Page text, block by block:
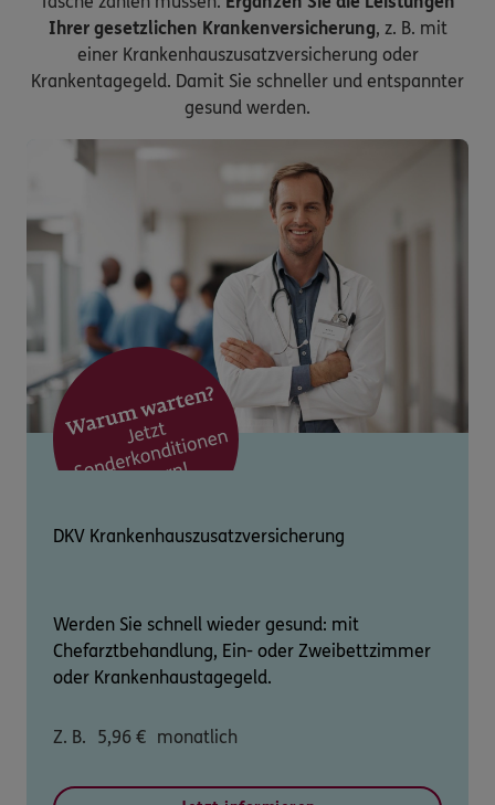
Ihrer gesetzlichen Krankenversicherung, z. B. mit
einer Krankenhauszusatzversicherung oder
Krankentagegeld. Damit Sie schneller und entspannter
gesund werden.
DKV Krankenhauszusatzversicherung
Werden Sie schnell wieder gesund: mit
Chefarztbehandlung, Ein- oder Zweibettzimmer
oder Krankenhaustagegeld.
Z. B. 5,96 € monatlich